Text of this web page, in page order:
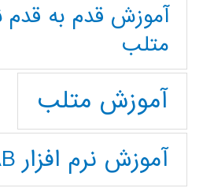
آموزش قدم به قدم
متلب
آموزش متلب
آموزش نرم افزار MATLAB